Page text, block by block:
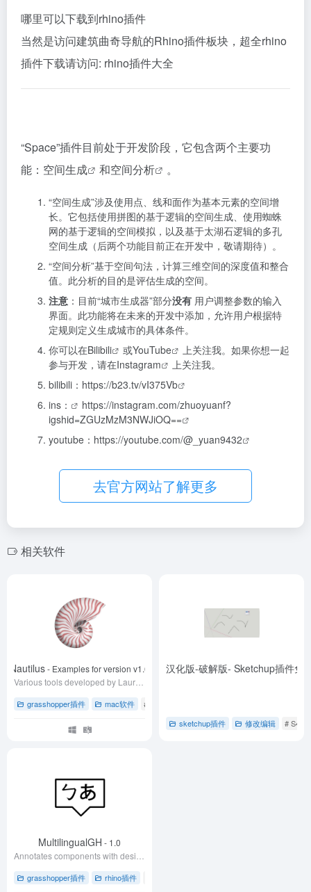
哪里可以下载到rhino插件
当然是访问建筑曲奇导航的Rhino插件板块，超全rhino
插件下载请访问: rhino插件大全
“Space”插件目前处于开发阶段，它包含两个主要功
能： 空间生成 和空间分析 。
“空间生成”涉及使用点、线和面作为基本元素的空间增
长。它包括使用拼图的基于逻辑的空间生成、使用蜘蛛
网的基于逻辑的空间模拟，以及基于太湖石逻辑的多孔
空间生成（后两个功能目前正在开发中，敬请期待）。
“空间分析”基于空间句法，计算三维空间的深度值和整合
值。此分析的目的是评估生成的空间。
注意 ：目前“城市生成器”部分没有 用户调整参数的输入
界面。此功能将在未来的开发中添加，允许用户根据特
定规则定义生成城市的具体条件。
你可以在Bilibili 或YouTube
上关注我。如果你想一起
参与开发，请在Instagram
上关注我。
bilibili： https://b23.tv/vI375Vb
ins：
https://instagram.com/zhuoyuanf?
igshid=ZGUzMzM3NWJiOQ==
youtube： https://youtube.com/@_yuan9432
去官方网站了解更多
相关软件
Nautilus- Examples for version v1.6
grasshopper插件 mac软件 # grasshopper草蜢插件
S4U Connect (S4U 连接)v3.2.0-汉化版-破解版- Sketchup插件免
sketchup插件 修改编辑 # S4U
MultilingualGH - 1.0
grasshopper插件 rhino插件